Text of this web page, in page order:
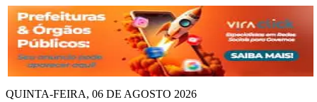
QUINTA-FEIRA, 06 DE AGOSTO 2026